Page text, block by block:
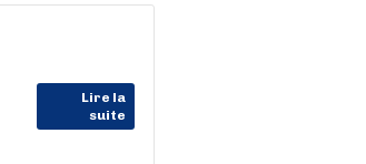
Lire la
suite